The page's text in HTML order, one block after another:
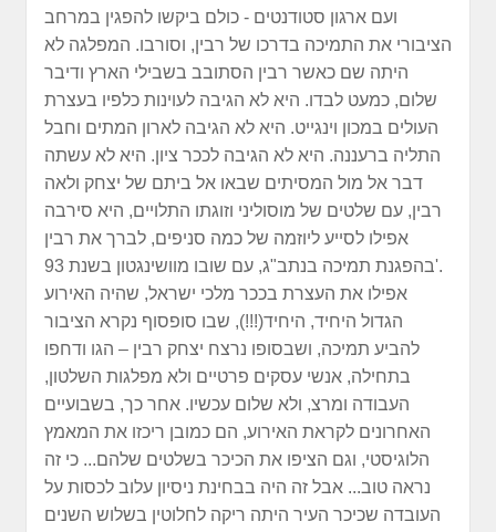
ועם ארגון סטודנטים - כולם ביקשו להפגין במרחב
הציבורי את התמיכה בדרכו של רבין, וסורבו. המפלגה לא
היתה שם כאשר רבין הסתובב בשבילי הארץ ודיבר
שלום, כמעט לבדו. היא לא הגיבה לעוינות כלפיו בעצרת
העולים במכון וינגייט. היא לא הגיבה לארון המתים וחבל
התליה ברעננה. היא לא הגיבה לככר ציון. היא לא עשתה
דבר אל מול המסיתים שבאו אל ביתם של יצחק ולאה
רבין, עם שלטים של מוסוליני וזוגתו התלויים, היא סירבה
אפילו לסייע ליוזמה של כמה סניפים, לברך את רבין
בהפגנת תמיכה בנתב"ג, עם שובו מוושינגטון בשנת 93'.
אפילו את העצרת בככר מלכי ישראל, שהיה האירוע
הגדול היחיד, היחיד(!!!), שבו סופסוף נקרא הציבור
להביע תמיכה, ושבסופו נרצח יצחק רבין – הגו ודחפו
בתחילה, אנשי עסקים פרטיים ולא מפלגות השלטון,
העבודה ומרצ, ולא שלום עכשיו. אחר כך, בשבועיים
האחרונים לקראת האירוע, הם כמובן ריכזו את המאמץ
הלוגיסטי, וגם הציפו את הכיכר בשלטים שלהם... כי זה
נראה טוב... אבל זה היה בבחינת ניסיון עלוב לכסות על
העובדה שכיכר העיר היתה ריקה לחלוטין בשלוש השנים